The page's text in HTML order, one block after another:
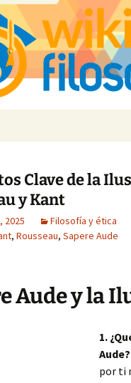
Clave de la
y Kant
2025 Filosofía y ética
, Rousseau, Sapere Aude
Aude y la
1.
Aude?
por ti